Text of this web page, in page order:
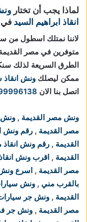
لماذا يجب أن تختار
انقاذ ابراهيم السيد في
لاننا نمتلك اسطول من
متوفرين في مصر القديمة
الطرق السريعة لذلك
ممكن ليصلك ونش انقاذ
اتصل بنا الان
ونش مصر القديمة , ونش
مصر القديمة , رقم ونش
القديمة , رقم ونش انقاذ
القديمة , اقرب ونش
مصر القديمة , اسرع
بالقرب مني , ونش
القديمة , ونش جر
مصر القديمة , ونش جر